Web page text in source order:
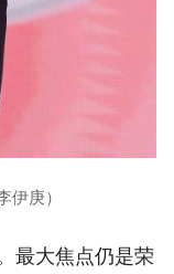
伊庚）
最大焦点仍是荣